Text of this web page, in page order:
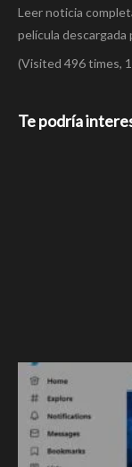
Leer noticia
película
(Visited 496 times,
Te podría